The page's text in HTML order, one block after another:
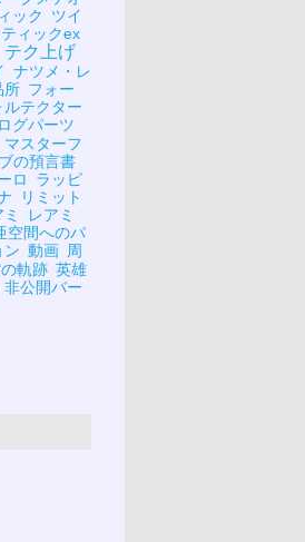
ック
ツイ
ィックex
テク上げ
ナツメ・レ
所 フォー
ルテクター
グパーツ
マスターフ
の預言書
ロ
ラッピ
リミット
レアミ
空間へのパ
ン 動画 周
軌跡 英雄
非公開バー